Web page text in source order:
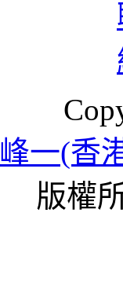
峰一(香
版權